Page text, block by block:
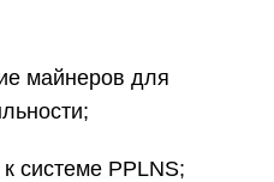
майнеров для
системе PPLNS;